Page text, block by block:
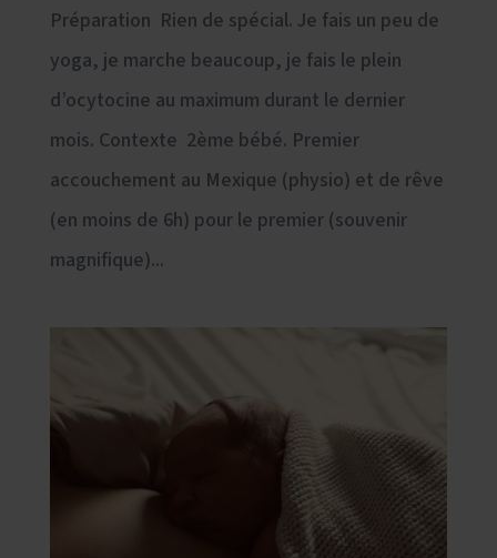
Préparation Rien de spécial. Je fais un peu de
yoga, je marche beaucoup, je fais le plein
d’ocytocine au maximum durant le dernier
mois. Contexte 2ème bébé. Premier
accouchement au Mexique (physio) et de rêve
(en moins de 6h) pour le premier (souvenir
magnifique)...